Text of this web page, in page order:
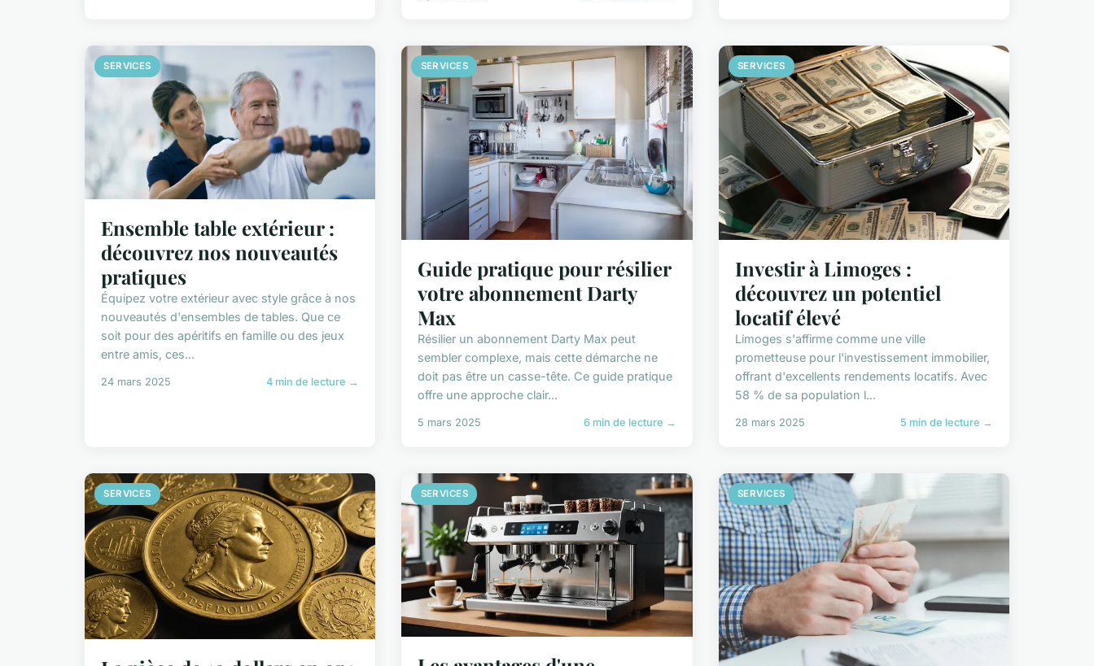
SERVICES
Ensemble table extérieur :
découvrez nos nouveautés
pratiques
Équipez votre extérieur avec style grâce à nos
nouveautés d'ensembles de tables. Que ce
soit pour des apéritifs en famille ou des jeux
entre amis, ces...
24 mars 2025 4 min de lecture →
SERVICES
Guide pratique pour résilier
votre abonnement Darty
Max
Résilier un abonnement Darty Max peut
sembler complexe, mais cette démarche ne
doit pas être un casse-tête. Ce guide pratique
offre une approche clair...
5 mars 2025 6 min de lecture →
SERVICES
Investir à Limoges :
découvrez un potentiel
locatif élevé
Limoges s'affirme comme une ville
prometteuse pour l'investissement immobilier,
offrant d'excellents rendements locatifs. Avec
58 % de sa population l...
28 mars 2025 5 min de lecture →
SERVICES SERVICES SERVICES